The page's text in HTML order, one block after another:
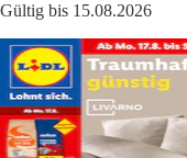
Gültig bis 15.08.2026